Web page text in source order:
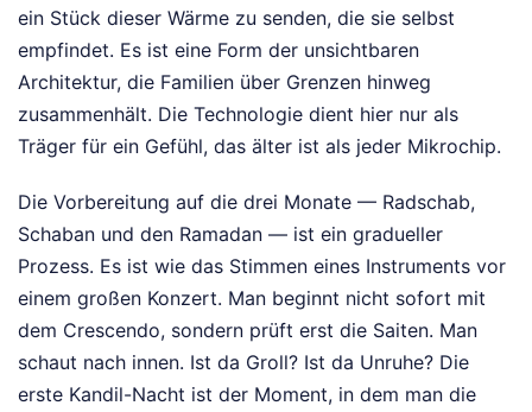
ein Stück dieser Wärme zu senden, die sie selbst
empfindet. Es ist eine Form der unsichtbaren
Architektur, die Familien über Grenzen hinweg
zusammenhält. Die Technologie dient hier nur als
Träger für ein Gefühl, das älter ist als jeder Mikrochip.
Die Vorbereitung auf die drei Monate — Radschab,
Schaban und den Ramadan — ist ein gradueller
Prozess. Es ist wie das Stimmen eines Instruments vor
einem großen Konzert. Man beginnt nicht sofort mit
dem Crescendo, sondern prüft erst die Saiten. Man
schaut nach innen. Ist da Groll? Ist da Unruhe? Die
erste Kandil-Nacht ist der Moment, in dem man die